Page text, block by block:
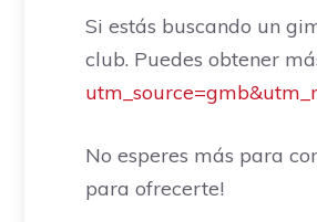
Si estás buscando un
club. Puedes obtener
No esperes más para
para ofrecerte!